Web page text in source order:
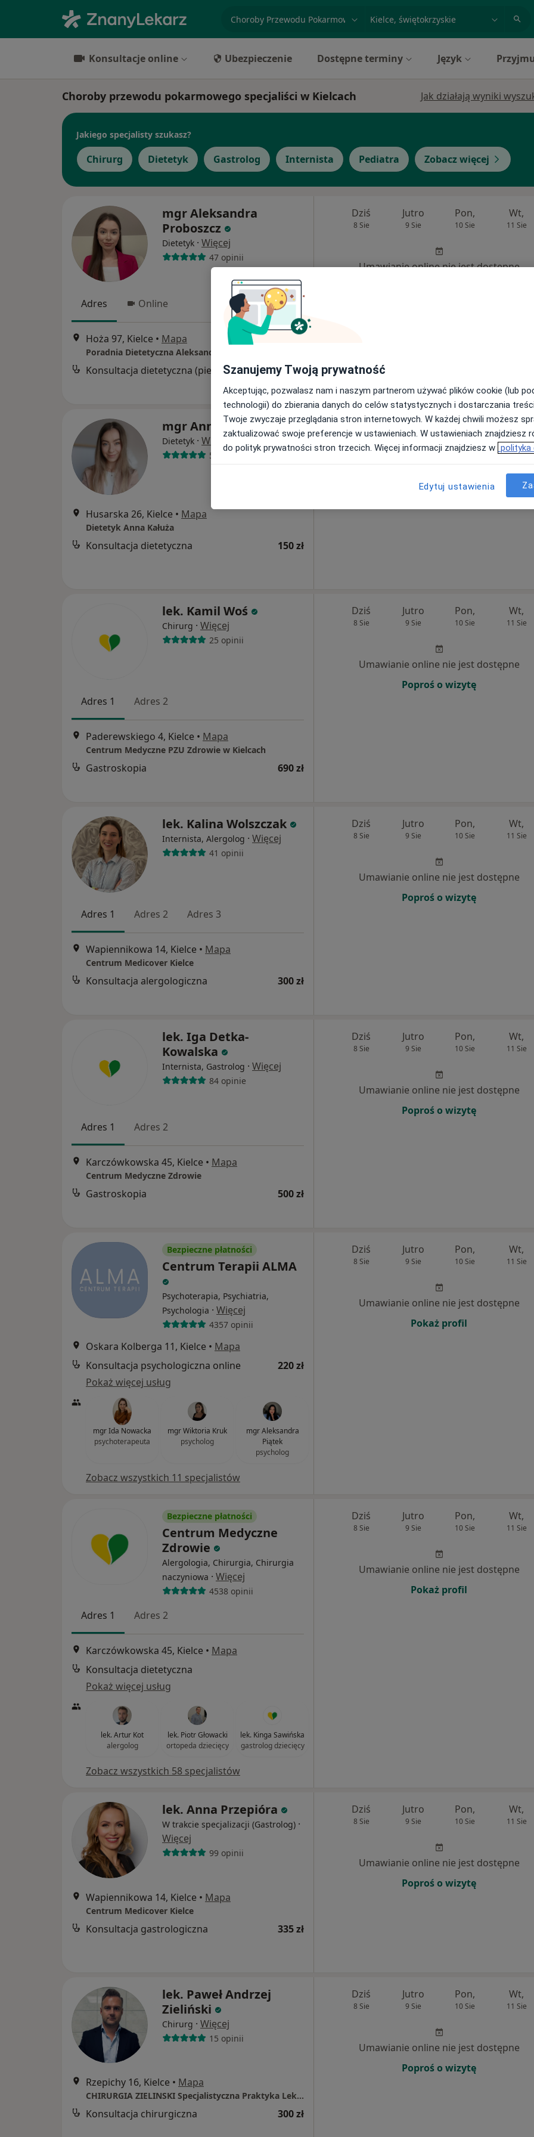
miasto lub dzielnica
Konsultacje online Ubezpieczenie Dostępne terminy Język
Choroby przewodu pokarmowego specjaliści w Kielcach Jak działają wyniki
Jakiego specjalisty szukasz?
Chirurg Dietetyk Gastrolog Internista Pediatra Zobacz więcej
mgr Aleksandra
Proboszcz
Dietetyk · Więcej
47 opinii
Adres Online
Hoża 97, Kielce • Mapa
Poradnia Dietetyczna Aleksandra Proboszcz
Konsultacja dietetyczna (pierwsza wizyta) 200 zł
Dziś
8 Sie
Jutro
9 Sie
Pon,
10 Sie
Wt,
11 Sie
Umawianie online nie jest dostępne
mgr Anna Kałuża
Dietetyk · Więcej
52 opinie
Husarska 26, Kielce • Mapa
Dietetyk Anna Kałuża
Konsultacja dietetyczna 150 zł
Dziś
8 Sie
Jutro
9 Sie
Pon,
10 Sie
Wt,
11 Sie
lek. Kamil Woś
Chirurg · Więcej
25 opinii
Adres 1 Adres 2
Paderewskiego 4, Kielce • Mapa
Centrum Medyczne PZU Zdrowie w Kielcach
Gastroskopia 690 zł
Dziś
8 Sie
Jutro
9 Sie
Pon,
10 Sie
Wt,
11 Sie
Umawianie online nie jest dostępne
Poproś o wizytę
lek. Kalina Wolszczak
Internista, Alergolog · Więcej
41 opinii
Adres 1 Adres 2 Adres 3
Wapiennikowa 14, Kielce • Mapa
Centrum Medicover Kielce
Konsultacja alergologiczna 300 zł
Dziś
8 Sie
Jutro
9 Sie
Pon,
10 Sie
Wt,
11 Sie
Umawianie online nie jest dostępne
Poproś o wizytę
lek. Iga Detka-
Kowalska
Internista, Gastrolog · Więcej
84 opinie
Adres 1 Adres 2
Karczówkowska 45, Kielce • Mapa
Centrum Medyczne Zdrowie
Gastroskopia 500 zł
Dziś
8 Sie
Jutro
9 Sie
Pon,
10 Sie
Wt,
11 Sie
Umawianie online nie jest dostępne
Poproś o wizytę
Bezpieczne płatności
Centrum Terapii ALMA
Psychoterapia, Psychiatria,
Psychologia · Więcej
4357 opinii
Oskara Kolberga 11, Kielce • Mapa
Konsultacja psychologiczna online
220 zł
Pokaż więcej usług
mgr Ida Nowacka
psychoterapeuta
mgr Wiktoria Kruk
psycholog
mgr Aleksandra
Piątek
psycholog
Zobacz wszystkich 11 specjalistów
Dziś
8 Sie
Jutro
9 Sie
Pon,
10 Sie
Wt,
11 Sie
Umawianie online nie jest dostępne
Pokaż profil
Bezpieczne płatności
Centrum Medyczne
Zdrowie
Alergologia, Chirurgia, Chirurgia
naczyniowa · Więcej
4538 opinii
Adres 1 Adres 2
Karczówkowska 45, Kielce • Mapa
Konsultacja dietetyczna
Pokaż więcej usług
lek. Artur Kot
alergolog
lek. Piotr Głowacki
ortopeda dziecięcy
lek. Kinga Sawińska
gastrolog dziecięcy
Zobacz wszystkich 58 specjalistów
Dziś
8 Sie
Jutro
9 Sie
Pon,
10 Sie
Wt,
11 Sie
Umawianie online nie jest dostępne
Pokaż profil
lek. Anna Przepióra
W trakcie specjalizacji (Gastrolog) ·
Więcej
99 opinii
Wapiennikowa 14, Kielce • Mapa
Centrum Medicover Kielce
Konsultacja gastrologiczna 335 zł
Dziś
8 Sie
Jutro
9 Sie
Pon,
10 Sie
Wt,
11 Sie
Umawianie online nie jest dostępne
Poproś o wizytę
lek. Paweł Andrzej
Zieliński
Chirurg · Więcej
15 opinii
Rzepichy 16, Kielce • Mapa
CHIRURGIA ZIELINSKI Specjalistyczna Praktyka Lekarska lek. Paweł Andrzej Zieliński
Konsultacja chirurgiczna 300 zł
Dziś
8 Sie
Jutro
9 Sie
Pon,
10 Sie
Wt,
11 Sie
Umawianie online nie jest dostępne
Poproś o wizytę
Szanujemy Twoją prywatność
Akceptując, pozwalasz nam i naszym partnerom używać plików cookie (lub
technologii) do zbierania danych do celów statystycznych i dostarczania
Twoje zwyczaje przeglądania stron internetowych. W każdej chwili możesz
zaktualizować swoje preferencje w ustawieniach. W ustawieniach znajdziesz
do polityk prywatności stron trzecich. Więcej informacji znajdziesz w polityka
Edytuj ustawienia